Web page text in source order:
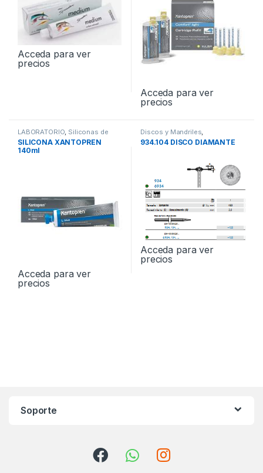
Acceda para ver
precios
Acceda para ver
precios
LABORATORIO Siliconas de
Condensación de Laboratorio
SILICONA XANTOPREN
140ml
Acceda para ver
precios
Discos y Mandriles
LABORATORIO
934.104 DISCO DIAMANTE
Acceda para ver
precios
Soporte